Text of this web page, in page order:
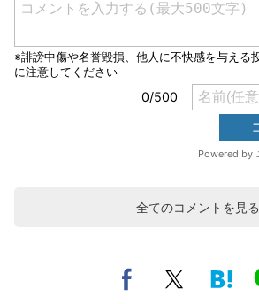
全てのコメントを見る